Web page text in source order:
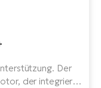
Der
der integrierte